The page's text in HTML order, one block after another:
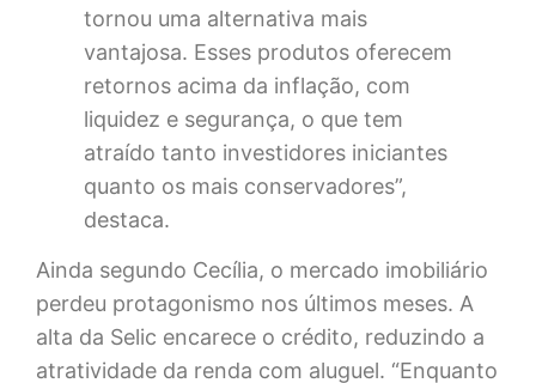
tornou uma alternativa mais
vantajosa. Esses produtos oferecem
retornos acima da inflação, com
liquidez e segurança, o que tem
atraído tanto investidores iniciantes
quanto os mais conservadores”,
destaca.
Ainda segundo Cecília, o mercado imobiliário
perdeu protagonismo nos últimos meses. A
alta da Selic encarece o crédito, reduzindo a
atratividade da renda com aluguel. “Enquanto